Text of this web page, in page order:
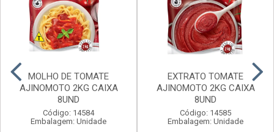
MOLHO DE TOMATE
AJINOMOTO 2KG CAIXA
8UND
Código: 14584
Embalagem: Unidade
EXTRATO TOMATE
AJINOMOTO 2KG CAIXA
8UND
Código: 14585
Embalagem: Unidade